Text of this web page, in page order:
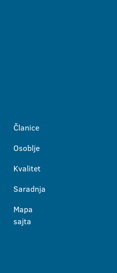
Članice
Osoblje
Kvalitet
Saradnja
Mapa
sajta